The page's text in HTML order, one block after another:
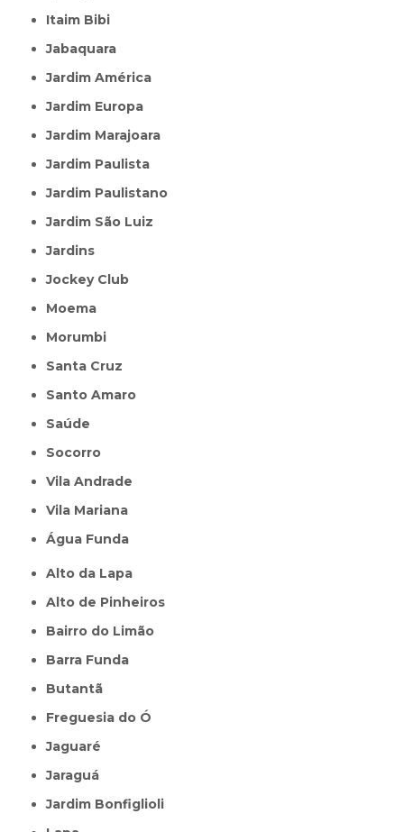
Itaim Bibi
Jabaquara
Jardim América
Jardim Europa
Jardim Marajoara
Jardim Paulista
Jardim Paulistano
Jardim São Luiz
Jardins
Jockey Club
Moema
Morumbi
Santa Cruz
Santo Amaro
Saúde
Socorro
Vila Andrade
Vila Mariana
Água Funda
Alto da Lapa
Alto de Pinheiros
Bairro do Limão
Barra Funda
Butantã
Freguesia do Ó
Jaguaré
Jaraguá
Jardim Bonfiglioli